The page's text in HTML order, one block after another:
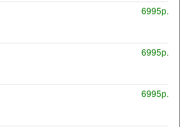
6995р.
6995р.
6995р.